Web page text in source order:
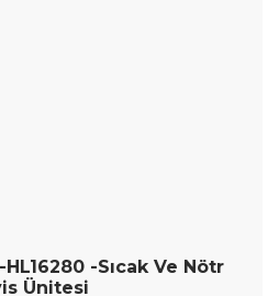
HL16280 -Sıcak Ve Nötr
Ünitesi